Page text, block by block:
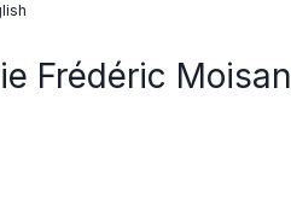
Frédéric Moisan